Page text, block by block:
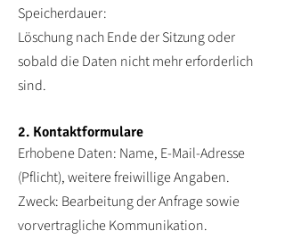
Speicherdauer:
Löschung nach Ende der Sitzung oder
sobald die Daten nicht mehr erforderlich
sind.
2. Kontaktformulare
Erhobene Daten: Name, E-Mail-Adresse
(Pflicht), weitere freiwillige Angaben.
Zweck: Bearbeitung der Anfrage sowie
vorvertragliche Kommunikation.